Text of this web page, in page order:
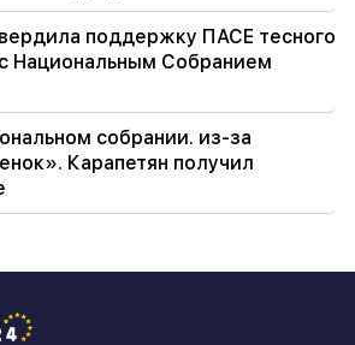
поддержку ПАСЕ тесного
Национальным Собранием
собрании. из-за
Карапетян получил